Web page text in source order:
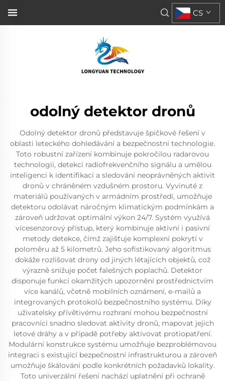
CS
odolný detektor dronů
Odolný detektor dronů představuje špičkové řešení v
oblasti leteckého dohledávání a bezpečnostní technologie.
Toto robustní zařízení kombinuje pokročilou radarovou
technologii, detekci radiofrekvenčního signálu a umělou
inteligenci k identifikaci a sledování neoprávněných aktivit
dronů v chráněném vzdušném prostoru. Vyvinuté z
materiálů používaných v armádním prostředí, umožňuje
detektoru odolávat náročným klimatickým podmínkám a
zároveň udržovat optimální výkon 24/7. Systém využívá
vícesenzorový přístup, který kombinuje aktivní i pasivní
metody detekce, čímž zajišťuje komplexní pokrytí v
poloměru až 5 kilometrů. Jeho sofistikovaný algoritmus
dokáže rozlišovat drony od jiných létajících objektů, což
výrazně snižuje počet falešných poplachů. Detektor
disponuje funkcí okamžitých upozornění prostřednictvím
více kanálů, včetně mobilních oznámení, e-mailů a
integrovaných protokolů bezpečnostního systému. Díky
uživatelsky přívětivému rozhraní mohou bezpečnostní
pracovníci snadno sledovat aktivity dronů, mapovat jejich
letové dráhy a v případě potřeby aktivovat protiopatření.
Modulární konstrukce systému umožňuje bezproblémovou
integraci s existující bezpečnostní infrastrukturou a zároveň
umožňuje škálování podle konkrétních požadavků lokality.
Toto univerzální řešení nachází uplatnění při ochraně